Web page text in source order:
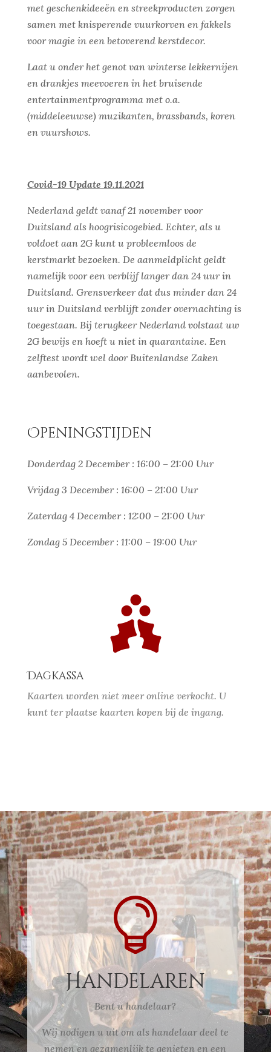
met geschenkideeën en streekproducten zorgen
samen met knisperende vuurkorven en fakkels
voor magie in een betoverend kerstdecor.
Laat u onder het genot van winterse lekkernijen
en drankjes meevoeren in het bruisende
entertainmentprogramma met o.a.
(middeleeuwse) muzikanten, brassbands, koren
en vuurshows.
Covid-19 Update 19.11.2021
Nederland geldt vanaf 21 november voor
Duitsland als hoogrisicogebied. Echter, als u
voldoet aan 2G kunt u probleemloos de
kerstmarkt bezoeken. De aanmeldplicht geldt
namelijk voor een verblijf langer dan 24 uur in
Duitsland. Grensverkeer dat dus minder dan 24
uur in Duitsland verblijft zonder overnachting is
toegestaan. Bij terugkeer Nederland volstaat uw
2G bewijs en hoeft u niet in quarantaine. Een
zelftest wordt wel door Buitenlandse Zaken
aanbevolen.
Openingstijden
Donderdag 2 December : 16:00 – 21:00 Uur
Vrijdag 3 December : 16:00 – 21:00 Uur
Zaterdag 4 December : 12:00 – 21:00 Uur
Zondag 5 December : 11:00 – 19:00 Uur

Dagkassa
Kaarten worden niet meer online verkocht. U
kunt ter plaatse kaarten kopen bij de ingang.

Handelaren
Bent u handelaar?
Wij nodigen u uit om als handelaar deel te
nemen en gezamenlijk te genieten en een